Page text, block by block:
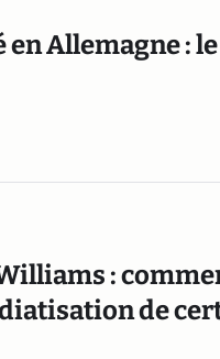
Allemagne :
:
de